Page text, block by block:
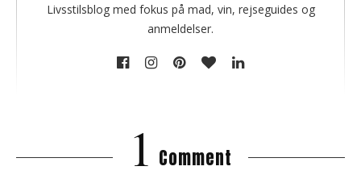
Livsstilsblog med fokus på mad, vin, rejseguides og
anmeldelser.
1 Comment